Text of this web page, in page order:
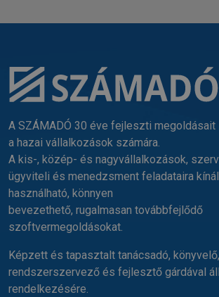
A SZÁMADÓ 30 éve fejleszti megoldásait
a hazai vállalkozások számára.
A kis-, közép- és nagyvállalkozások,
ügyviteli és menedzsment feladataira
használható, könnyen
bevezethető, rugalmasan továbbfejlődő
szoftvermegoldásokat.
Képzett és tapasztalt tanácsadó, könyvelő,
rendszerszervező és fejlesztő gárdával
rendelkezésére.